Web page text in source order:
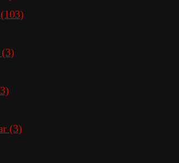
(103)
(3)
(3)